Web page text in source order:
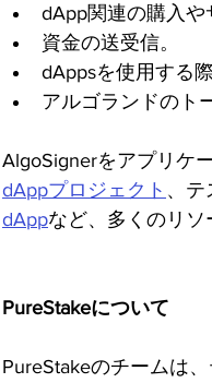
dApp関連の購入や
資金の送受信。
dAppsを使用する
アルゴランドのト
AlgoSignerをアプリケ
dAppプロジェクト 、テ
dAppなど、多くのリソ
PureStakeについて
PureStakeのチームは